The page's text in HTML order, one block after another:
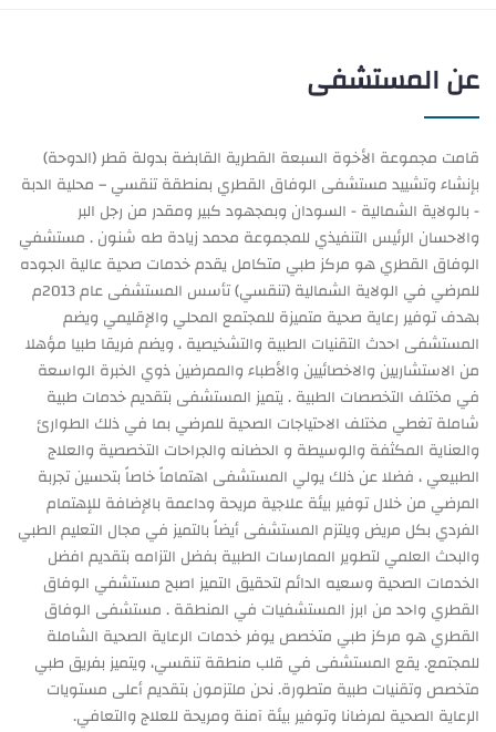
عن المستشفى
قامت مجموعة الأخوة السبعة القطرية القابضة بدولة قطر (الدوحة)
بإنشاء وتشييد مستشفى الوفاق القطري بمنطقة تنقسي – محلية الدبة
- بالولاية الشمالية - السودان وبمجهود كبير ومقدر من رجل البر
والاحسان الرئيس التنفيذي للمجموعة محمد زيادة طه شنون . مستشفي
الوفاق القطري هو مركز طبي متكامل يقدم خدمات صحية عالية الجوده
للمرضي في الولاية الشمالية (تنقسي) تأسس المستشفى عام 2013م
بهدف توفير رعاية صحية متميزة للمجتمع المحلي والإقليمي ويضم
المستشفى احدث التقنيات الطبية والتشخيصية ، ويضم فريقا طبيا مؤهلا
من الاستشاريين والاخصائيين والأطباء والممرضين ذوي الخبرة الواسعة
في مختلف التخصصات الطبية . يتميز المستشفى بتقديم خدمات طبية
شاملة تغطي مختلف الاحتياجات الصحية للمرضي بما في ذلك الطوارئ
والعناية المكثفة والوسيطة و الحضانه والجراحات التخصصية والعلاج
الطبيعي ، فضلا عن ذلك يولي المستشفى اهتماماً خاصاً بتحسين تجربة
المرضي من خلال توفير بيئة علاجية مريحة وداعمة بالإضافة للإهتمام
الفردي بكل مريض ويلتزم المستشفى أيضاً بالتميز في مجال التعليم الطبي
والبحث العلمي لتطوير الممارسات الطبية بفضل التزامه بتقديم افضل
الخدمات الصحية وسعيه الدائم لتحقيق التميز اصبح مستشفي الوفاق
القطري واحد من ابرز المستشفيات في المنطقة . مستشفى الوفاق
القطري هو مركز طبي متخصص يوفر خدمات الرعاية الصحية الشاملة
للمجتمع. يقع المستشفى في قلب منطقة تنقسي، ويتميز بفريق طبي
متخصص وتقنيات طبية متطورة. نحن ملتزمون بتقديم أعلى مستويات
الرعاية الصحية لمرضانا وتوفير بيئة آمنة ومريحة للعلاج والتعافي.